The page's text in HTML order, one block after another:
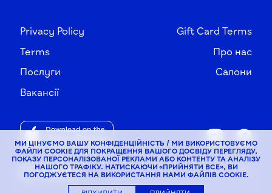
МИ ЦІНУЄМО ВАШУ КОНФІДЕНЦІЙНІСТЬ / МИ ВИКОРИСТОВУЄМО
ФАЙЛИ COOKIE ДЛЯ ПОКРАЩЕННЯ ВАШОГО ДОСВІДУ ПЕРЕГЛЯДУ,
ПОКАЗУ ПЕРСОНАЛІЗОВАНОЇ РЕКЛАМИ АБО КОНТЕНТУ ТА АНАЛІЗУ
НАШОГО ТРАФІКУ. НАТИСКАЮЧИ «ПРИЙНЯТИ ВСЕ», ВИ
ПОГОДЖУЄТЕСЯ НА ВИКОРИСТАННЯ НАМИ ФАЙЛІВ COOKIE.
Privacy Policy Gift Card Terms
Terms Про нас
Послуги Салони
Вакансії
© G×Bar, 2026